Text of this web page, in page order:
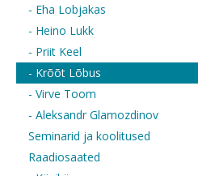
- Eha Lobjakas
- Heino Lukk
- Priit Keel
- Krõõt Lõbus
- Virve Toom
- Aleksandr Glamozdinov
Seminarid ja koolitused
Raadiosaated